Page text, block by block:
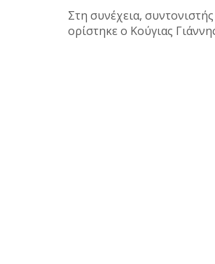
Στη συνέχεια, συντονιστής
ορίστηκε ο Κούγιας